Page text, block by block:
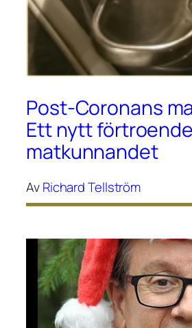
Post-Coronans
Ett nytt
matkunnandet
AvRichard Tellström